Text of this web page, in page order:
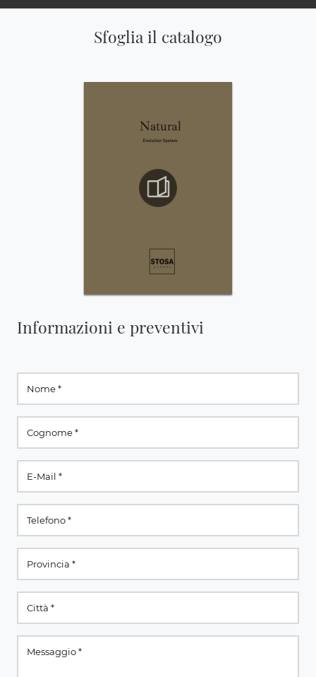
Sfoglia il catalogo
Informazioni e preventivi